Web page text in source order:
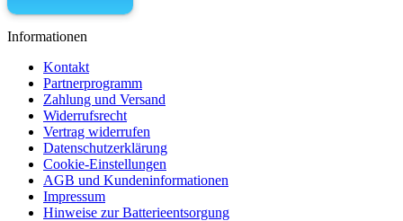
Informationen
Kontakt
Partnerprogramm
Zahlung und Versand
Widerrufsrecht
Vertrag widerrufen
Datenschutzerklärung
Cookie-Einstellungen
AGB und Kundeninformationen
Impressum
Hinweise zur Batterieentsorgung